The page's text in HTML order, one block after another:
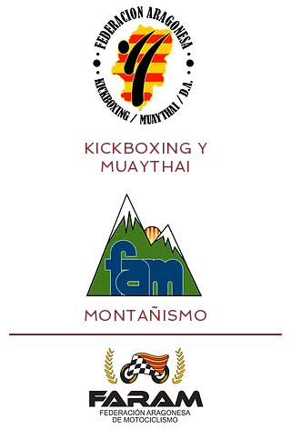
KICKBOXING Y
MUAYTHAI
MONTAÑISMO